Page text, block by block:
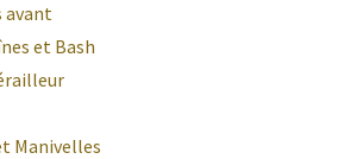
avant
et Bash
Manivelles